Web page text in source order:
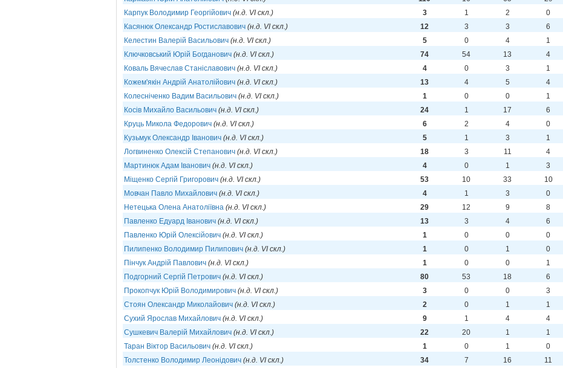
Карпук Володимир Георгійович (н.д. VI скл.) 3 1 2 0
Касянюк Олександр Ростиславович (н.д. VI скл.) 12 3 3 6
Келестин Валерій Васильович (н.д. VI скл.) 5 0 4 1
Ключковський Юрій Богданович (н.д. VI скл.) 74 54 13 4
Коваль Вячеслав Станіславович (н.д. VI скл.) 4 0 3 1
Кожем'якін Андрій Анатолійович (н.д. VI скл.) 13 4 5 4
Колесніченко Вадим Васильович (н.д. VI скл.) 1 0 0 1
Косів Михайло Васильович (н.д. VI скл.) 24 1 17 6
Круць Микола Федорович (н.д. VI скл.) 6 2 4 0
Кузьмук Олександр Іванович (н.д. VI скл.) 5 1 3 1
Логвиненко Олексій Степанович (н.д. VI скл.) 18 3 11 4
Мартинюк Адам Іванович (н.д. VI скл.) 4 0 1 3
Міщенко Сергій Григорович (н.д. VI скл.) 53 10 33 10
Мовчан Павло Михайлович (н.д. VI скл.) 4 1 3 0
Нетецька Олена Анатоліївна (н.д. VI скл.) 29 12 9 8
Павленко Едуард Іванович (н.д. VI скл.) 13 3 4 6
Павленко Юрій Олексійович (н.д. VI скл.) 1 0 0 0
Пилипенко Володимир Пилипович (н.д. VI скл.) 1 0 1 0
Пінчук Андрій Павлович (н.д. VI скл.) 1 0 0 1
Подгорний Сергій Петрович (н.д. VI скл.) 80 53 18 6
Прокопчук Юрій Володимирович (н.д. VI скл.) 3 0 0 3
Стоян Олександр Миколайович (н.д. VI скл.) 2 0 1 1
Сухий Ярослав Михайлович (н.д. VI скл.) 9 1 4 4
Сушкевич Валерій Михайлович (н.д. VI скл.) 22 20 1 1
Таран Віктор Васильович (н.д. VI скл.) 1 0 1 0
Толстенко Володимир Леонідович (н.д. VI скл.) 34 7 16 11